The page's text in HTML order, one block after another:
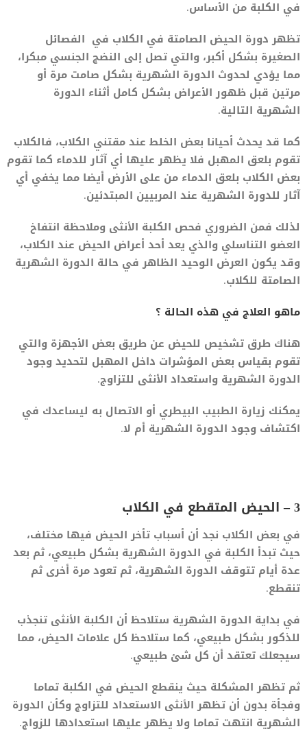
في الكلبة من الأساس.
تظهر دورة الحيض الصامتة في الكلاب في الفصائل
الصغيرة بشكل أكبر، والتي تصل إلى النضج الجنسي مبكرا،
مما يؤدي لحدوث الدورة الشهرية بشكل صامت مرة أو
مرتين قبل ظهور الأعراض بشكل كامل أثناء الدورة
الشهرية التالية.
كما قد يحدث أحيانا بعض الخلط عند مقتني الكلاب، فالكلاب
تقوم بلعق المهبل فلا يظهر عليها أي آثار للدماء كما تقوم
بعض الكلاب بلعق الدماء من على الأرض أيضا مما يخفي أي
آثار للدورة الشهرية عند المربيين المبتدئين.
لذلك فمن الضروري فحص الكلبة الأنثى وملاحظة انتفاخ
العضو التناسلي والذي يعد أحد أعراض الحيض عند الكلاب،
وقد يكون العرض الوحيد الظاهر في حالة الدورة الشهرية
الصامتة للكلاب.
ماهو العلاج في هذه الحالة ؟
هناك طرق تشخيص للحيض عن طريق بعض الأجهزة والتي
تقوم بقياس بعض المؤشرات داخل المهبل لتحديد وجود
الدورة الشهرية واستعداد الأنثى للتزاوج.
يمكنك زيارة الطبيب البيطري أو الاتصال به ليساعدك في
اكتشاف وجود الدورة الشهرية أم لا.
3 – الحيض المتقطع في الكلاب
في بعض الكلاب نجد أن أسباب تأخر الحيض فيها مختلف،
حيث تبدأ الكلبة في الدورة الشهرية بشكل طبيعي، ثم بعد
عدة أيام تتوقف الدورة الشهرية، ثم تعود مرة أخرى ثم
تنقطع.
في بداية الدورة الشهرية ستلاحظ أن الكلبة الأنثى تنجذب
للذكور بشكل طبيعي، كما ستلاحظ كل علامات الحيض، مما
سيجعلك تعتقد أن كل شئ طبيعي.
ثم تظهر المشكلة حيث ينقطع الحيض في الكلبة تماما
وفجأة بدون أن تظهر الأنثى الاستعداد للتزاوج وكأن الدورة
الشهرية انتهت تماما ولا يظهر عليها استعدادها للزواج.